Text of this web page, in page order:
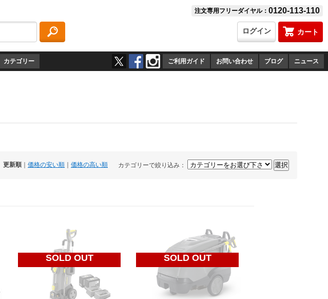
注文専用フリーダイヤル： 0120-113-110
カート
ログイン
カテゴリー ご利用ガイド お問い合わせ ブログ ニュース
カテゴリーで絞り込み：
更新順 価格の安い順 価格の高い順
SOLD OUT SOLD OUT